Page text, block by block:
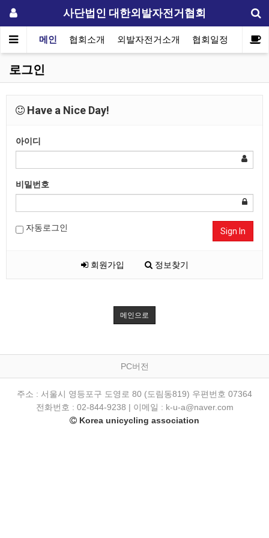
사단법인 대한외발자전거협회
메인 협회소개 외발자전거소개 협회일정 자료실
로그인
Have a Nice Day!
아이디
비밀번호
자동로그인 Sign In
회원가입 정보찾기
메인으로
PC버전
주소 : 서울시 영등포구 도영로 80 (도림동819) 우편번호 07364
전화번호 : 02-844-9238 | 이메일 : k-u-a@naver.com
Korea unicycling association